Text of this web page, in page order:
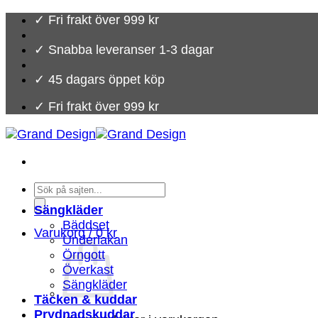
Skip
content
✓ Fri frakt över 999 kr
✓ Snabba leveranser 1-3 dagar
✓ 45 dagars öppet köp
✓ Fri frakt över 999 kr
Products
search
Varukorg /0kr
Sängkläder
Bäddset
Underlakan
Örngott
Överkast
Sängkläder
Täcken & kuddar
Prydnadskuddar